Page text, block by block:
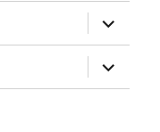
öffnen
öffnen